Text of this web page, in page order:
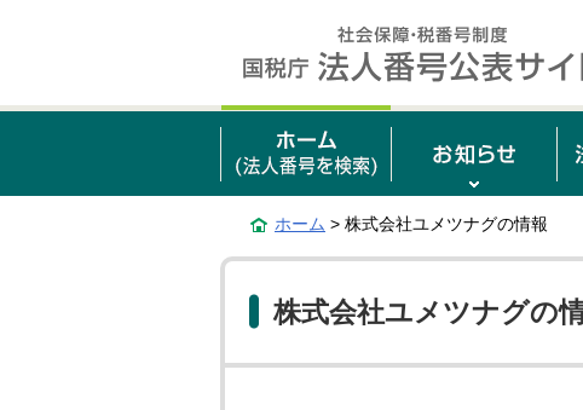
ホーム > 株式会社ユメツナグの情報
株式会社ユメツナグの